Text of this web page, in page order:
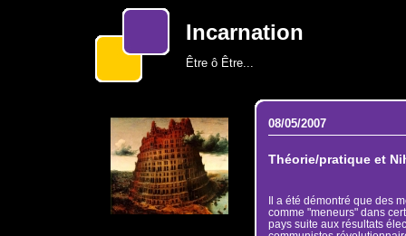
Incarnation
Être ô Être...
08/05/2007
Théorie/pratique et
Il a été démontré que des
comme "meneurs" dans
pays suite aux résultats